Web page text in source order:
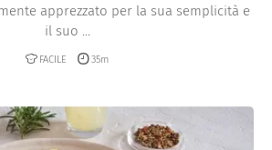
apprezzato per la sua semplicità e
il suo ...
FACILE 35m